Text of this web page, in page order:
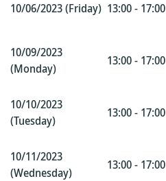
10/06/2023 (Friday) 13:00 - 17:00
10/09/2023
(Monday)
13:00 - 17:00
10/10/2023
(Tuesday)
13:00 - 17:00
10/11/2023
(Wednesday)
13:00 - 17:00